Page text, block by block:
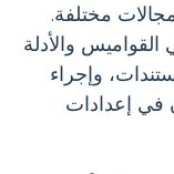
مختلفة.
والأدلة
وإجراء
في إعدادات